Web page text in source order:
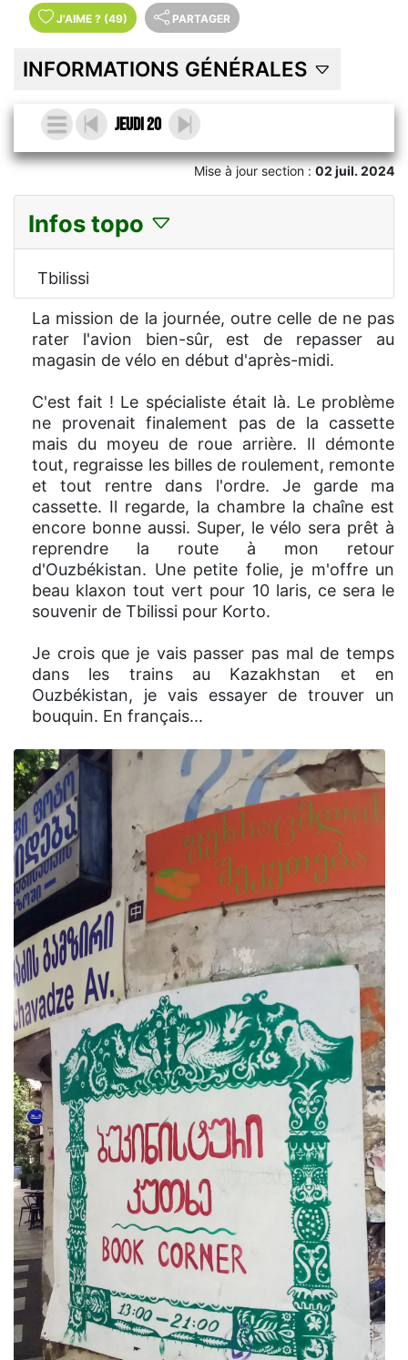
J'AIME ? (49) PARTAGER
INFORMATIONS GÉNÉRALES
Jeudi 20
Mise à jour section :02 juil. 2024
Infos topo
Tbilissi
La mission de la journée, outre celle de ne pas
rater l'avion bien-sûr, est de repasser au
magasin de vélo en début d'après-midi.
C'est fait ! Le spécialiste était là. Le problème
ne provenait finalement pas de la cassette
mais du moyeu de roue arrière. Il démonte
tout, regraisse les billes de roulement, remonte
et tout rentre dans l'ordre. Je garde ma
cassette. Il regarde, la chambre la chaîne est
encore bonne aussi. Super, le vélo sera prêt à
reprendre la route à mon retour
d'Ouzbékistan. Une petite folie, je m'offre un
beau klaxon tout vert pour 10 laris, ce sera le
souvenir de Tbilissi pour Korto.
Je crois que je vais passer pas mal de temps
dans les trains au Kazakhstan et en
Ouzbékistan, je vais essayer de trouver un
bouquin. En français...